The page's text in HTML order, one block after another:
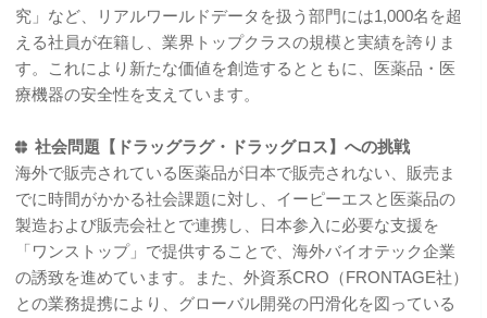
究」など、リアルワールドデータを扱う部門には1,000名を超
える社員が在籍し、業界トップクラスの規模と実績を誇りま
す。これにより新たな価値を創造するとともに、医薬品・医
療機器の安全性を支えています。
社会問題【ドラッグラグ・ドラッグロス】への挑戦
海外で販売されている医薬品が日本で販売されない、販売ま
でに時間がかかる社会課題に対し、イーピーエスと医薬品の
製造および販売会社とで連携し、日本参入に必要な支援を
「ワンストップ」で提供することで、海外バイオテック企業
の誘致を進めています。また、外資系CRO（FRONTAGE社）
との業務提携により、グローバル開発の円滑化を図っている